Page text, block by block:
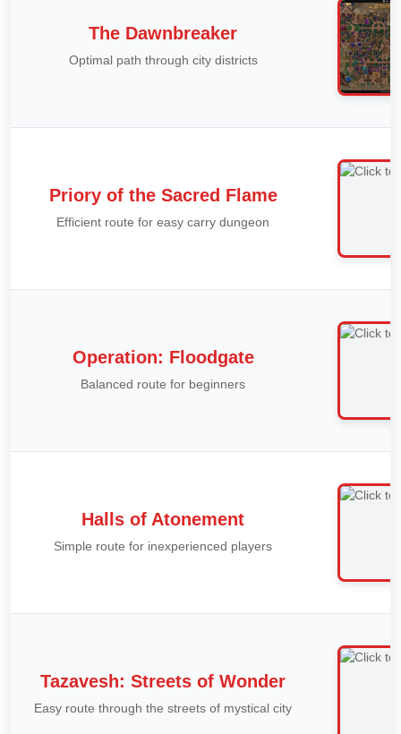
The Dawnbreaker
Optimal path through city districts
Priory of the Sacred Flame
Efficient route for easy carry dungeon
Operation: Floodgate
Balanced route for beginners
Halls of Atonement
Simple route for inexperienced players
Tazavesh: Streets of Wonder
Easy route through the streets of mystical city